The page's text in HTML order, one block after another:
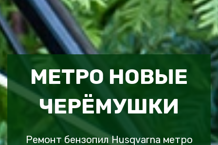
МЕТРО НОВЫЕ
ЧЕРЁМУШКИ
Ремонт бензопил Husqvarna метро